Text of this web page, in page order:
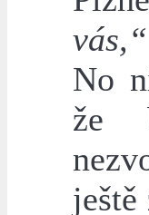
vás,“
No
že